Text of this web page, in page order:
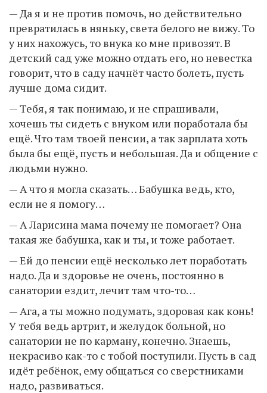
— Да я и не против помочь, но действительно
превратилась в няньку, света белого не вижу. То
у них нахожусь, то внука ко мне привозят. В
детский сад уже можно отдать его, но невестка
говорит, что в саду начнёт часто болеть, пусть
лучше дома сидит.
— Тебя, я так понимаю, и не спрашивали,
хочешь ты сидеть с внуком или поработала бы
ещё. Что там твоей пенсии, а так зарплата хоть
была бы ещё, пусть и небольшая. Да и общение с
людьми нужно.
— А что я могла сказать… Бабушка ведь, кто,
если не я помогу…
— А Ларисина мама почему не помогает? Она
такая же бабушка, как и ты, и тоже работает.
— Ей до пенсии ещё несколько лет поработать
надо. Да и здоровье не очень, постоянно в
санатории ездит, лечит там что-то…
— Ага, а ты можно подумать, здоровая как конь!
У тебя ведь артрит, и желудок больной, но
санатории не по карману, конечно. Знаешь,
некрасиво как-то с тобой поступили. Пусть в сад
идёт ребёнок, ему общаться со сверстниками
надо, развиваться.